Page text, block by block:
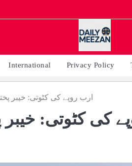
International Privacy Policy
109 ارب روپے کی کٹوتی: